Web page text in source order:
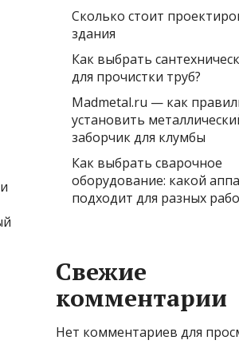
Сколько стоит
здания
Как выбрать
для прочистки труб?
Madmetal.ru — как
установить
заборчик для клумбы
Как выбрать сварочное
оборудование: какой
подходит для разных
Свежие
комментарии
Нет комментариев для